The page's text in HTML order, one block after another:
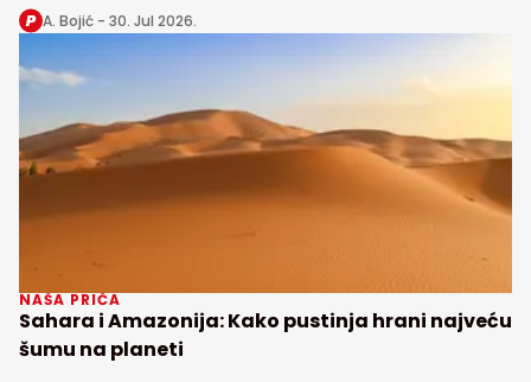
A. Bojić - 30. Jul 2026.
NAŠA PRIČA
Sahara i Amazonija: Kako pustinja hrani najveću
šumu na planeti